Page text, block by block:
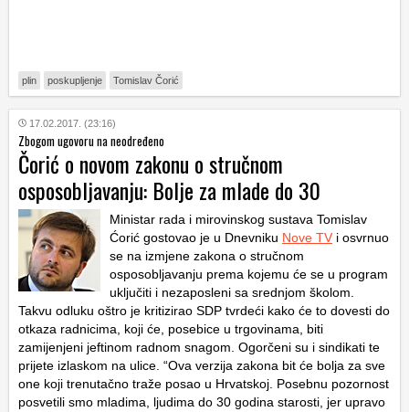
plin poskupljenje Tomislav Čorić
17.02.2017. (23:16)
Zbogom ugovoru na neodređeno
Čorić o novom zakonu o stručnom
osposobljavanju: Bolje za mlade do 30
Ministar rada i mirovinskog sustava Tomislav
Ćorić gostovao je u Dnevniku Nove TV i osvrnuo
se na izmjene zakona o stručnom
osposobljavanju prema kojemu će se u program
uključiti i nezaposleni sa srednjom školom.
Takvu odluku oštro je kritizirao SDP tvrdeći kako će to dovesti do
otkaza radnicima, koji će, posebice u trgovinama, biti
zamijenjeni jeftinom radnom snagom. Ogorčeni su i sindikati te
prijete izlaskom na ulice. “Ova verzija zakona bit će bolja za sve
one koji trenutačno traže posao u Hrvatskoj. Posebnu pozornost
posvetili smo mladima, ljudima do 30 godina starosti, jer upravo